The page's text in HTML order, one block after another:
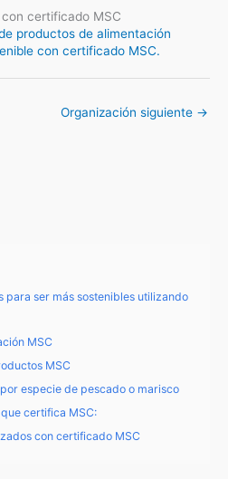
certificado MSC
productos de alimentación
con certificado MSC.
Organización siguiente →
para ser más sostenibles utilizando
MSC
MSC
especie de pescado o marisco
certifica MSC:
con certificado MSC